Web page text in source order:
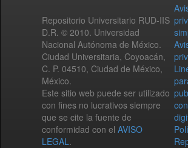
Repositorio Universitario RUD-IIS
D.R. © 2010. Universidad
Nacional Autónoma de México.
Ciudad Universitaria, Coyoacán,
C. P. 04510, Ciudad de México,
México.
Este sitio web puede ser utilizado
con fines no lucrativos siempre
que se cite la fuente de
conformidad con el AVISO
LEGAL.